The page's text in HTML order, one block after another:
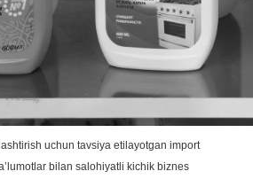
uchun tavsiya etilayotgan import
bilan salohiyatli kichik biznes